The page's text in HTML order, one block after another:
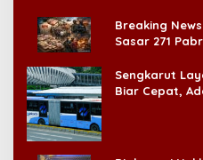
Breaking
Sasar 271
Sengkarut
Biar Cepat,